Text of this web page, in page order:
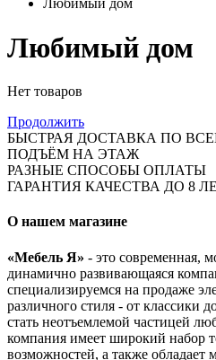
Любимый дом
Любимый дом
Нет товаров
Продолжить
БЫСТРАЯ ДОСТАВКА ПО
ПОДЪЁМ НА ЭТАЖ
РАЗНЫЕ СПОСОБЫ ОПЛАТЫ
ГАРАНТИЯ КАЧЕСТВА ДО 8
О нашем магазине
«Мебель Я» - это современная,
динамично развивающаяся
специализируемся на продаже
различного стиля - от классики
стать неотъемлемой частицей
компания имеет широкий набор
возможностей, а также обладает